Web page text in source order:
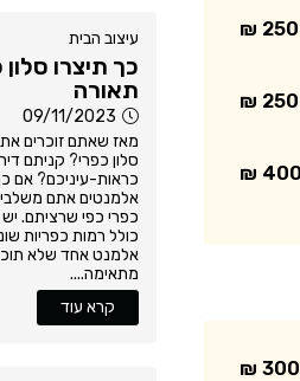
עיצוב הבית
כך תיצרו
תאורה
09/11/2023
מאז שאתם זוכרים
סלון כפרי? קניתם
כראות-עיניכם? אם
אלמנטים אתם
כפרי כפי שרציתם.
כולל רמות כפריות
אלמנט אחד שלא
מתאימה....
קרא עוד